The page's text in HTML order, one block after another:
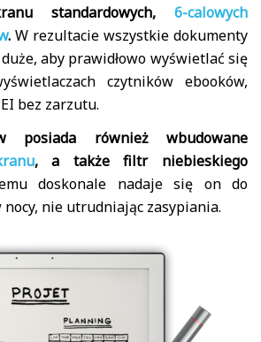
standardowych, 6-calowych
. W rezultacie wszystkie dokumenty
aby prawidłowo wyświetlać się
czytników ebooków,
bez zarzutu.
posiada również wbudowane
, a także filtr niebieskiego
doskonale nadaje się on do
nie utrudniając zasypiania.